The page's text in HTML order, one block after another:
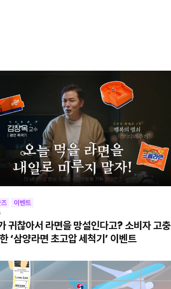
이벤트
귀찮아서 라면을 망설인다고? 소비자 고충
‘삼양라면 초고압 세척기’ 이벤트